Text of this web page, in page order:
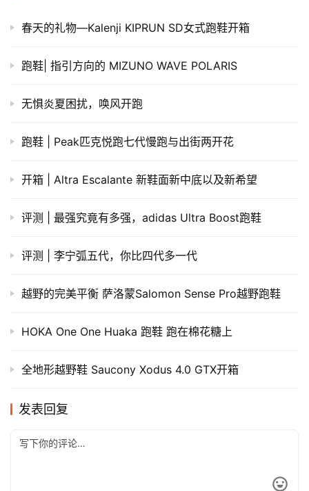
春天的礼物—Kalenji KIPRUN SD女式跑鞋开箱
跑鞋| 指引方向的 MIZUNO WAVE POLARIS
无惧炎夏困扰，唤风开跑
跑鞋 | Peak匹克悦跑七代慢跑与出街两开花
开箱 | Altra Escalante 新鞋面新中底以及新希望
​评测 | 最强究竟有多强，adidas Ultra Boost跑鞋
评测 | 李宁弧五代，你比四代多一代
越野的完美平衡 萨洛蒙Salomon Sense Pro越野跑鞋
HOKA One One Huaka 跑鞋 跑在棉花糖上
全地形越野鞋 Saucony Xodus 4.0 GTX开箱
发表回复